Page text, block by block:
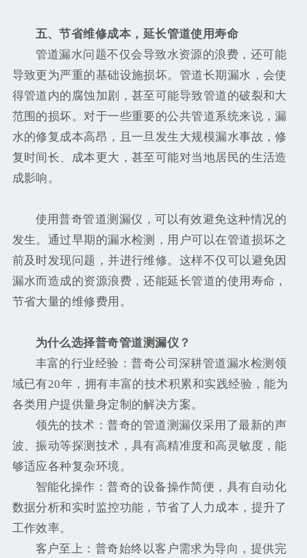
五、节省维修成本，延长管道使用寿命
管道漏水问题不仅会导致水资源的浪费，还可能
导致更为严重的基础设施损坏。管道长期漏水，会使
得管道内的腐蚀加剧，甚至可能导致管道的破裂和大
范围的损坏。对于一些重要的公共管道系统来说，漏
水的修复成本高昂，且一旦发生大规模漏水事故，修
复时间长、成本更大，甚至可能对当地居民的生活造
成影响。
使用普奇管道测漏仪，可以有效避免这种情况的
发生。通过早期的漏水检测，用户可以在管道损坏之
前及时发现问题，并进行维修。这样不仅可以避免因
漏水而造成的资源浪费，还能延长管道的使用寿命，
节省大量的维修费用。
为什么选择普奇管道测漏仪？
丰富的行业经验：普奇公司深耕管道漏水检测领
域已有20年，拥有丰富的技术积累和实践经验，能为
各类用户提供量身定制的解决方案。
领先的技术：普奇的管道测漏仪采用了最新的声
波、振动等探测技术，具有高精准度和高灵敏度，能
够适应各种复杂环境。
智能化操作：普奇的设备操作简便，具有自动化
数据分析和实时监控功能，节省了人力成本，提升了
工作效率。
客户至上：普奇始终以客户需求为导向，提供完